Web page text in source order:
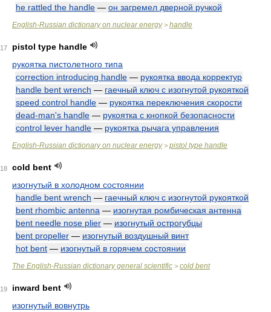
he rattled the handle — он загремел дверной ручкой
English-Russian dictionary on nuclear energy> handle
17
pistol type handle
рукоятка пистолетного типа
correction introducing handle — рукоятка ввода корректур
handle bent wrench — гаечный ключ с изогнутой рукояткой
speed control handle — рукоятка переключения скорости
dead-man's handle — рукоятка с кнопкой безопасности
control lever handle — рукоятка рычага управления
English-Russian dictionary on nuclear energy> pistol type handle
18
cold bent
изогнутый в холодном состоянии
handle bent wrench — гаечный ключ с изогнутой рукояткой
bent rhombic antenna — изогнутая ромбическая антенна
bent needle nose plier — изогнутый острогубцы
bent propeller — изогнутый воздушный винт
hot bent — изогнутый в горячем состоянии
The English-Russian dictionary general scientific > cold bent
19
inward bent
изогнутый вовнутрь